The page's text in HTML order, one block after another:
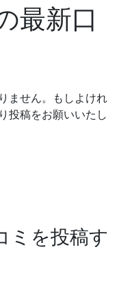
最新口
ません。もしよけれ
投稿をお願いいたし
ミを投稿す